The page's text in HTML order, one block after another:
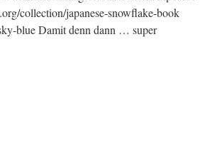
collection/japanese-snowflake-book
blue Damit denn dann … super